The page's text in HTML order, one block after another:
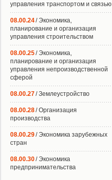
управления транспортом и связью
08.00.24/ Экономика,
планирование и организация
управления строительством
08.00.25/ Экономика,
планирование и организация
управления непроизводственной
сферой
08.00.27/ Землеустройство
08.00.28/ Организация
производства
08.00.29/ Экономика зарубежных
стран
08.00.30/ Экономика
предпринимательства